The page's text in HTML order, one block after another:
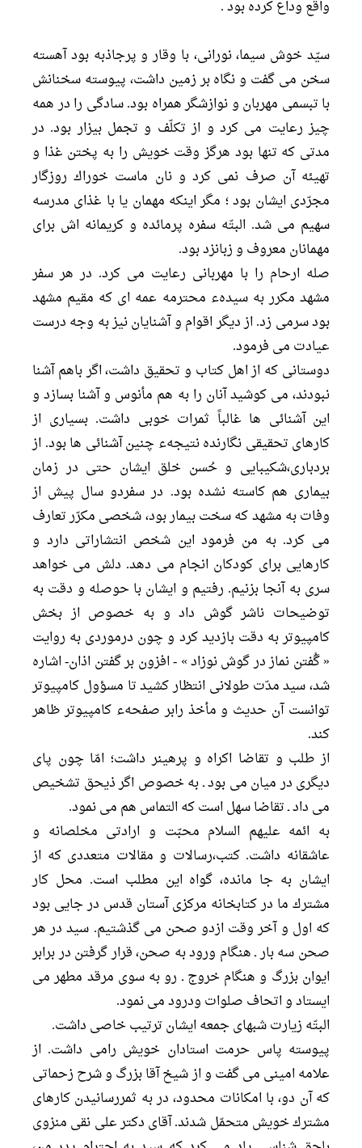
واقع وداع كرده بود .
سيّد خوش سيما، نورانى، با وقار و پرجاذبه بود آهسته
سخن مى گفت و نگاه بر زمين داشت، پيوسته سخنانش
با تبسمى مهربان و نوازشگر همراه بود. سادگى را در همه
چيز رعايت مى كرد و از تكلّف و تجمل بيزار بود. در
مدتى كه تنها بود هرگز وقت خويش را به پختن غذا و
تهيئه آن صرف نمى كرد و نان ماست خوراك روزگار
مجرّدى ايشان بود ؛ مگر اينكه مهمان يا با غذاى مدرسه
سهيم مى شد. البتّه سفره پرمائده و كريمانه اش براى
مهمانان معروف و زبانزد بود.
صله ارحام را با مهربانى رعايت مى كرد. در هر سفر
مشهد مكرر به سيدهء محترمه عمه اى كه مقيم مشهد
بود سرمى زد. از ديگر اقوام و آشنايان نيز به وجه درست
عيادت مى فرمود.
دوستانى كه از اهل كتاب و تحقيق داشت، اگر باهم آشنا
نبودند، مى كوشيد آنان را به هم مأنوس و آشنا بسازد و
اين آشنائى ها غالباً ثمرات خوبى داشت. بسيارى از
كارهاى تحقيقى نگارنده نتيجهء چنين آشنائى ها بود. از
بردبارى،شكيبايى و حُسن خلق ايشان حتى در زمان
بيمارى هم كاسته نشده بود. در سفردو سال پيش از
وفات به مشهد كه سخت بيمار بود، شخصى مكرّر تعارف
مى كرد. به من فرمود اين شخص انتشاراتى دارد و
كارهايى براى كودكان انجام مى دهد. دلش مى خواهد
سرى به آنجا بزنيم. رفتيم و ايشان با حوصله و دقت به
توضيحات ناشر گوش داد و به خصوص از بخش
كامپيوتر به دقت بازديد كرد و چون درموردى به روايت
« گُفتن نماز در گوش نوزاد » - افزون بر گفتن اذان- اشاره
شد، سيد مدّت طولانى انتظار كشيد تا مسؤول كامپيوتر
توانست آن حديث و مأخذ رابر صفحهء كامپيوتر ظاهر
كند.
از طلب و تقاضا اكراه و پرهينر داشت؛ امّا چون پاى
ديگرى در ميان مى بود ـ به خصوص اگر ذيحق تشخيص
مى داد ـ تقاضا سهل است كه التماس هم مى نمود.
به ائمه عليهم السلام محبّت و ارادتى مخلصانه و
عاشقانه داشت. كتب،رسالات و مقالات متعددى كه از
ايشان به جا مانده، گواه اين مطلب است. محل كار
مشترك ما در كتابخانه مركزى آستان قدس در جايى بود
كه اول و آخر وقت ازدو صحن مى گذشتيم. سيد در هر
صحن سه بار ـ هنگام ورود به صحن، قرار گرفتن در برابر
ايوان بزرگ و هنگام خروج ـ رو به سوى مرقد مطهر می
ایستاد و اتحاف صلوات ودرود مى نمود.
البتّه زيارت شبهاى جمعه ايشان ترتيب خاصى داشت.
پيوسته پاس حرمت استادان خويش رامى داشت. از
علامه امينى مى گفت و از شيخ آقا بزرگ و شرح زحماتى
كه آن دو، با امكانات محدود، در به ثمررسانيدن كارهاى
مشترك خويش متحمّل شدند. آقاى دكتر على نقى منزوى